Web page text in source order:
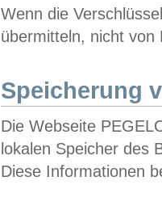
Wenn die
übermitteln, nicht von
Speicherung
Die Webseite
lokalen Speicher des
Diese Informationen